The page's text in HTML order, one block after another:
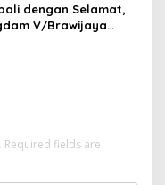
dengan Selamat,
V/Brawijaya
Required fields are